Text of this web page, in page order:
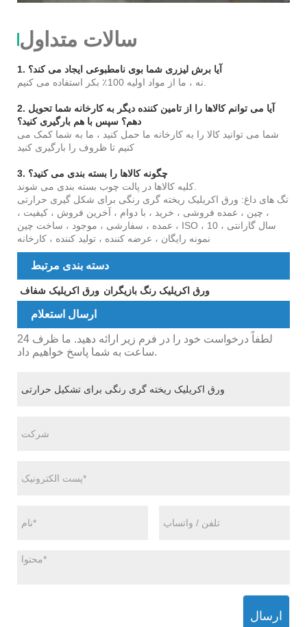
سالات متداول
1. آیا برش لیزری شما بوی نامطبوعی ایجاد می کند؟
2. آیا می توانم کالاها را از تامین کننده دیگر به کارخانه شما تحویل
دهم؟ سپس با هم بارگیری کنید؟
شما می توانید کالا را به کارخانه ما حمل کنید ، ما به شما کمک می
کنیم تا ظروف را بارگیری کنید
3. چگونه کالاها را بسته بندی می کنید؟
تگ های داغ: ورق اکریلیک ریخته گری رنگی برای شکل گیری حرارتی
، چین ، عمده فروشی ، خرید ، با دوام ، آخرین فروش ، کیفیت ،
عمده ، سفارشی ، موجود ، ساخت چین ، ISO ، 10 سال گارانتی ،
نمونه رایگان ، عرضه کننده ، تولید کننده ، کارخانه
دسته بندی مرتبط
ورق اکریلیک شفاف ورق اکریلیک رنگ بازیگران
ارسال استعلام
لطفاً درخواست خود را در فرم زیر ارائه دهید. ما ظرف 24
ساعت به شما پاسخ خواهیم داد.
ارسال